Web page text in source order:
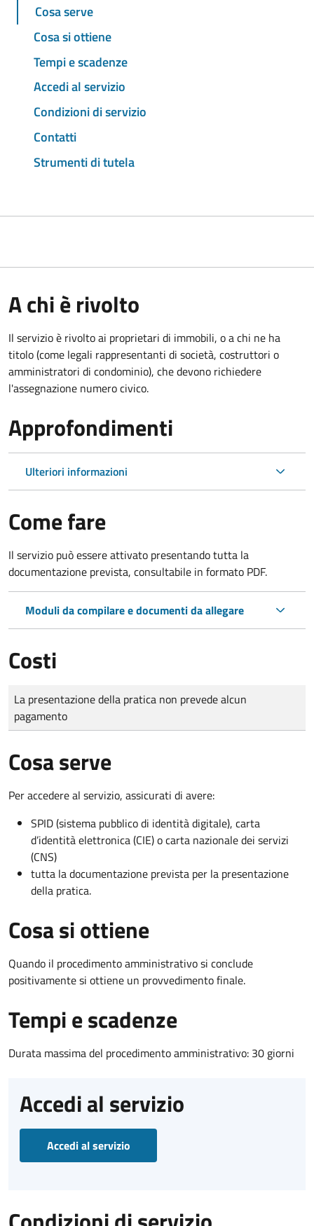
Cosa serve
Cosa si ottiene
Tempi e scadenze
Accedi al servizio
Condizioni di servizio
Contatti
Strumenti di tutela
A chi è rivolto
Il servizio è rivolto ai proprietari di immobili, o a chi ne ha
titolo (come legali rappresentanti di società, costruttori o
amministratori di condominio), che devono richiedere
l'assegnazione numero civico.
Approfondimenti
Ulteriori informazioni
Come fare
Il servizio può essere attivato presentando tutta la
documentazione prevista, consultabile in formato PDF.
Moduli da compilare e documenti da allegare
Costi
Tipo di pagamento
Importo
La presentazione della pratica non prevede alcun
pagamento
Cosa serve
Per accedere al servizio, assicurati di avere:
SPID (sistema pubblico di identità digitale), carta
d’identità elettronica (CIE) o carta nazionale dei servizi
(CNS)
tutta la documentazione prevista per la presentazione
della pratica.
Cosa si ottiene
Quando il procedimento amministrativo si conclude
positivamente si ottiene un provvedimento finale.
Tempi e scadenze
Durata massima del procedimento amministrativo: 30 giorni
Accedi al servizio
Accedi al servizio